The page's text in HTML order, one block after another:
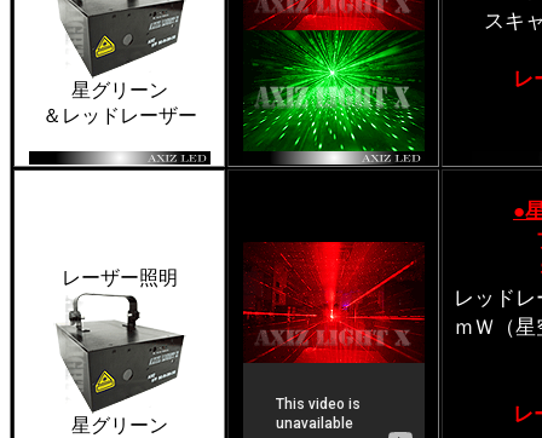
星グリーン
＆レッドレーザー
スキ
レ
レーザー照明
星グリーン
●
レッド
ｍＷ（
レ